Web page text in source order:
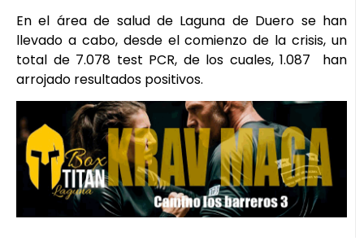
En el área de salud de Laguna de Duero se han
llevado a cabo, desde el comienzo de la crisis, un
total de 7.078 test PCR, de los cuales, 1.087 han
arrojado resultados positivos.